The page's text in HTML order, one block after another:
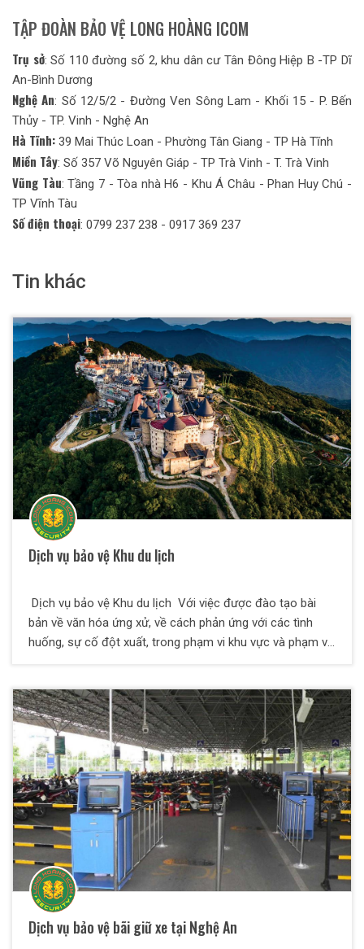
TẬP ĐOÀN BẢO VỆ LONG HOÀNG ICOM
Trụ sở: Số 110 đường số 2, khu dân cư Tân Đông Hiệp B -TP Dĩ
An-Bình Dương
Nghệ An: Số 12/5/2 - Đường Ven Sông Lam - Khối 15 - P. Bến
Thủy - TP. Vinh - Nghệ An
Hà Tĩnh: 39 Mai Thúc Loan - Phường Tân Giang - TP Hà Tĩnh
Miền Tây: Số 357 Võ Nguyên Giáp - TP Trà Vinh - T. Trà Vinh
Vũng Tàu: Tầng 7 - Tòa nhà H6 - Khu Á Châu - Phan Huy Chú -
TP Vĩnh Tàu
Số điện thoại: 0799 237 238 - 0917 369 237
Tin khác
Dịch vụ bảo vệ Khu du lịch
Dịch vụ bảo vệ Khu du lịch Với việc được đào tạo bài
bản về văn hóa ứng xử, về cách phản ứng với các tình
huống, sự cố đột xuất, trong phạm vi khu vực và phạm vi
bảo vệ khác. Các nhân viên của bảo vệ Thiên Long Hoàng
có kinh nghiệm xử lý ùn tắc giao thông, các tình trạng
chen lấn, trộm cắp, móc túi, la hét, say xỉn và phá hoại tài
sản và đuối nước...
Dịch vụ bảo vệ bãi giữ xe tại Nghệ An